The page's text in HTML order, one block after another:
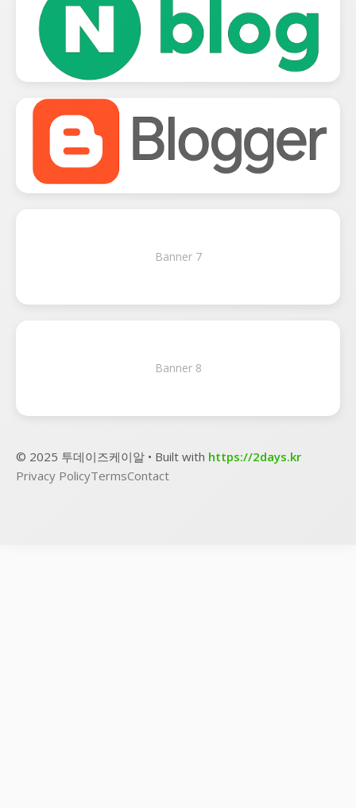
Banner 7
Banner 8
© 2025 투데이즈케이알 • Built with https://2days.kr
Privacy PolicyTermsContact